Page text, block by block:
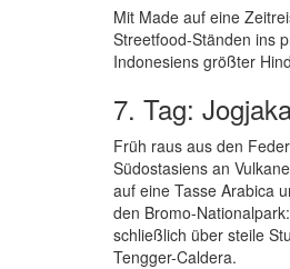
Mit Made auf eine
Streetfood-Ständen ins
Indonesiens größter
7. Tag:
Früh raus aus den
Südostasiens an
auf eine Tasse Arabica
den Bromo-
schließlich über steile
Tengger-Caldera.